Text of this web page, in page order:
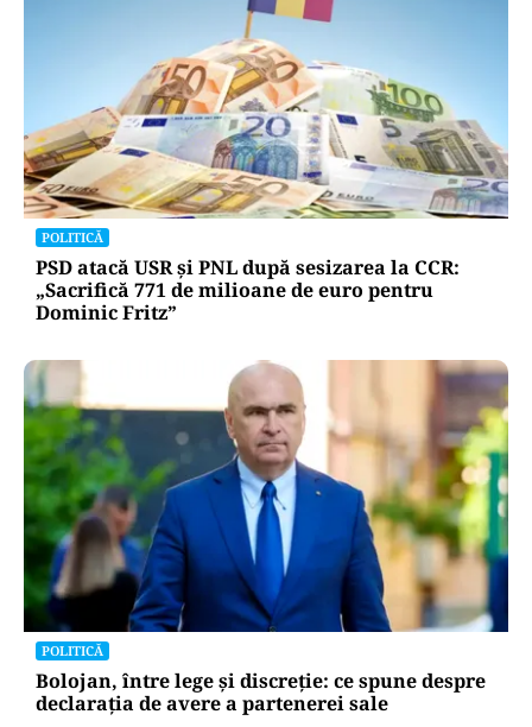
POLITICĂ
PSD atacă USR și PNL după sesizarea la CCR:
„Sacrifică 771 de milioane de euro pentru
Dominic Fritz”
POLITICĂ
Bolojan, între lege și discreție: ce spune despre
declarația de avere a partenerei sale